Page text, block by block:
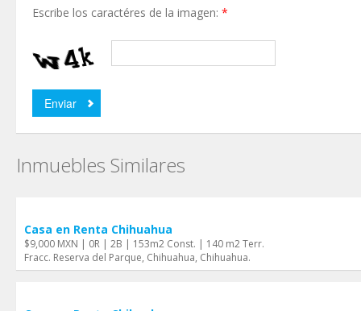
Escribe los caractéres de la imagen: *
Inmuebles Similares
Casa en Renta Chihuahua
$9,000 MXN | 0R | 2B | 153m2 Const. | 140 m2 Terr.
Fracc. Reserva del Parque, Chihuahua, Chihuahua.